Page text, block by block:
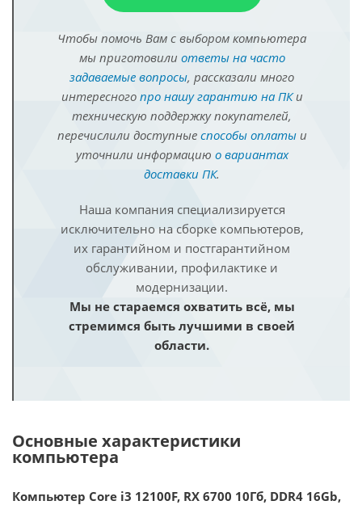
Чтобы помочь Вам с выбором компьютера
мы приготовили ответы на часто
задаваемые вопросы, рассказали много
интересного про нашу гарантию на ПКи
техническую поддержку покупателей,
перечислили доступные способы оплатыи
уточнили информацию о вариантах
доставки ПК.
Наша компания специализируется
исключительно на сборке компьютеров,
их гарантийном и постгарантийном
обслуживании, профилактике и
модернизации.
Мы не стараемся охватить всё, мы
стремимся быть лучшими в своей
области.
Основные характеристики
компьютера
Компьютер Core i3 12100F, RX 6700 10Гб, DDR4 16Gb,